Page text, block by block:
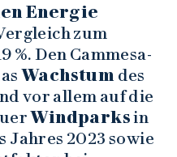
Energie
zum
%. Den Cammesa-
Wachstum des
vor allem auf die
Windparksin
Jahres 2023 sowie